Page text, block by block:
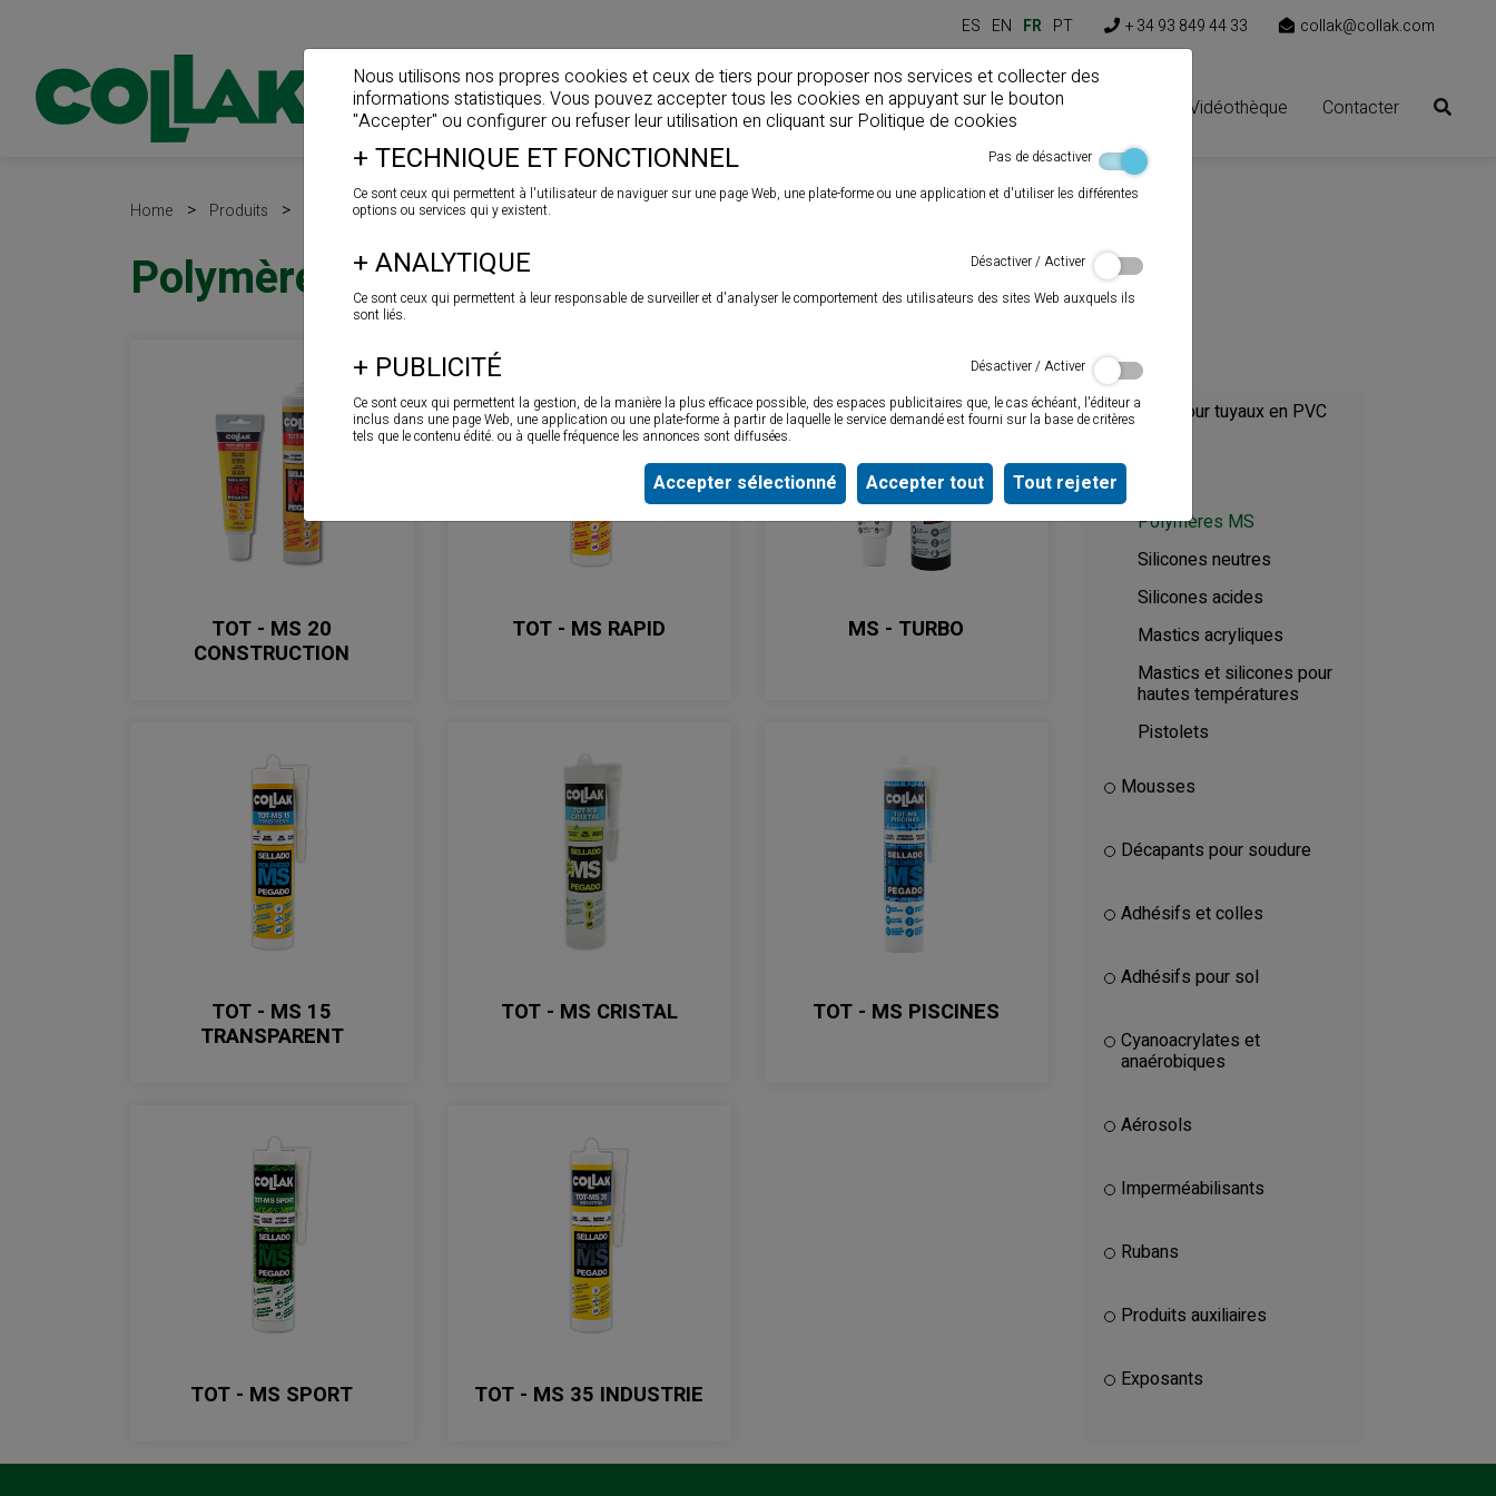
ES EN FR PT + 34 93 849 44 33 collak@collak.com
Home Entreprise Produits Actualités Solutions Espace clients Vidéothèque Contacter
Home > Produits > Mastics
Polymères MS
TOT - MS 20
CONSTRUCTION
TOT - MS RAPID MS - TURBO
TOT - MS 15
TRANSPARENT
TOT - MS CRISTAL TOT - MS PISCINES
TOT - MS SPORT TOT - MS 35 INDUSTRIE
Catégorie
Colles pour tuyaux en PVC
Mastics
Polymères MS
Silicones neutres
Silicones acides
Mastics acryliques
Mastics et silicones pour
hautes températures
Pistolets
Mousses
Décapants pour soudure
Adhésifs et colles
Adhésifs pour sol
Cyanoacrylates et
anaérobiques
Aérosols
Imperméabilisants
Rubans
Produits auxiliaires
Exposants
Nous utilisons nos propres cookies et ceux de tiers pour proposer nos services et collecter des
informations statistiques. Vous pouvez accepter tous les cookies en appuyant sur le bouton
"Accepter" ou configurer ou refuser leur utilisation en cliquant sur Politique de cookies
+ TECHNIQUE ET FONCTIONNEL
Pas de désactiver
Ce sont ceux qui permettent à l'utilisateur de naviguer sur une page Web, une plate-forme ou une application et d'utiliser les différentes
options ou services qui y existent.
+ ANALYTIQUE
Désactiver / Activer
Ce sont ceux qui permettent à leur responsable de surveiller et d'analyser le comportement des utilisateurs des sites Web auxquels ils
sont liés.
+ PUBLICITÉ
Désactiver / Activer
Ce sont ceux qui permettent la gestion, de la manière la plus efficace possible, des espaces publicitaires que, le cas échéant, l'éditeur a
inclus dans une page Web, une application ou une plate-forme à partir de laquelle le service demandé est fourni sur la base de critères
tels que le contenu édité. ou à quelle fréquence les annonces sont diffusées.
Tout rejeter
Accepter tout
Accepter sélectionné